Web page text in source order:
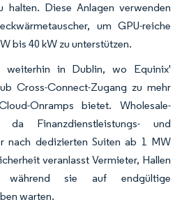
halten. Diese Anlagen verwenden
um GPU-reiche
bis 40 kW zu unterstützen.
weiterhin in Dublin, wo Equinix'
Cross-Connect-Zugang zu mehr
Onramps bietet. Wholesale-
da Finanzdienstleistungs- und
nach dedizierten Suiten ab 1 MW
veranlasst Vermieter, Hallen
während sie auf endgültige
warten.